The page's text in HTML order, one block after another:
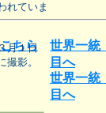
ちら
れていま
月１日
撮影。
世界一
目へ
世界一
目へ